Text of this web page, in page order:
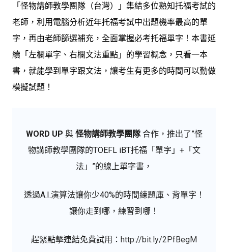
「怪物講師教學團隊（台灣）」集結多位熟知托福考試的
老師，利用電腦分析近年托福考試中出題機率最高的單
字，再由老師篩選補充，全面掌握必考托福單字！本書延
續「左欄單字、右欄文法重點」的學習概念，只看一本
書，就能學到單字跟文法，讓考生有更多的時間可以勤做
模擬試題！
WORD UP 與 怪物講師教學團隊合作，推出了”怪
物講師教學團隊的TOEFL iBT托福「單字」+「文
法」”的線上單字書，
透過A.I.演算法讓你少40%的時間練題庫、背單字！
讓你走到哪，練習到哪！
趕緊點擊連結免費試用： http://bit.ly/2PfBegM